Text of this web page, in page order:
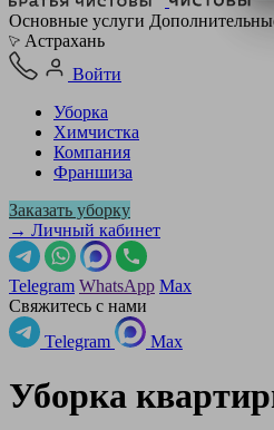
Основные услуги
Астрахань
Войти
Уборка
Химчистка
Компания
Франшиза
Заказать уборку
→ Личный кабинет
Telegram WhatsApp Max
Свяжитесь с нами
Telegram
Max
Уборка